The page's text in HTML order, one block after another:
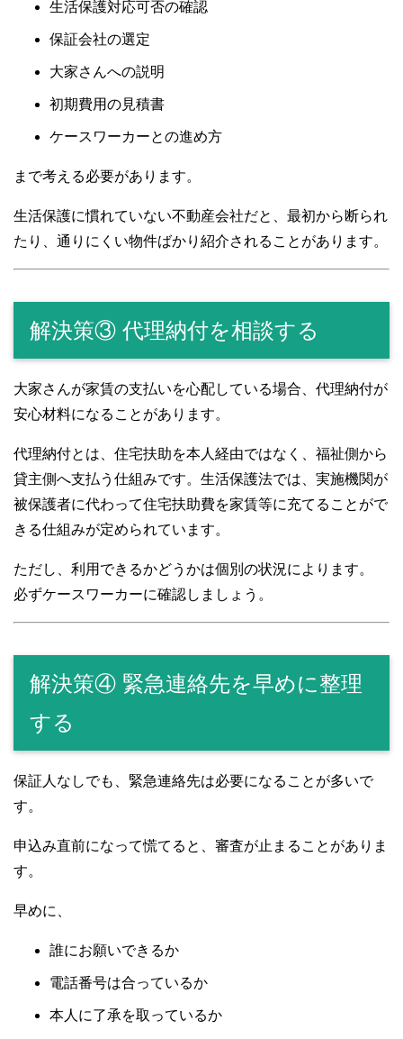
生活保護対応可否の確認
保証会社の選定
大家さんへの説明
初期費用の見積書
ケースワーカーとの進め方
まで考える必要があります。
生活保護に慣れていない不動産会社だと、最初から断られ
たり、通りにくい物件ばかり紹介されることがあります。
解決策③ 代理納付を相談する
大家さんが家賃の支払いを心配している場合、代理納付が
安心材料になることがあります。
代理納付とは、住宅扶助を本人経由ではなく、福祉側から
貸主側へ支払う仕組みです。生活保護法では、実施機関が
被保護者に代わって住宅扶助費を家賃等に充てることがで
きる仕組みが定められています。
ただし、利用できるかどうかは個別の状況によります。
必ずケースワーカーに確認しましょう。
解決策④ 緊急連絡先を早めに整理
する
保証人なしでも、緊急連絡先は必要になることが多いで
す。
申込み直前になって慌てると、審査が止まることがありま
す。
早めに、
誰にお願いできるか
電話番号は合っているか
本人に了承を取っているか